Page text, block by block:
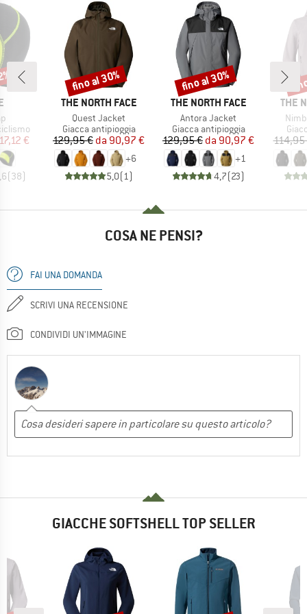
ridotto
€
(38)
MARCHIO
THE NORTH FACE
Articolo
Quest Jacket
Gruppo di prodotti
Giacca antipioggia
Prezzo
129,95 € Prezzo ridotto
da 90,97 €
+6
5,0(1 )
Sconto
fino al 30%
MARCHIO
THE NORTH FACE
Articolo
Antora Jacket
Gruppo di prodotti
Giacca antipioggia
Prezzo
129,95 € Prezzo ridotto
da 90,97 €
+1
4,7(23)
Sconto
fino al 30%
THE
114,95
COSA NE PENSI?
FAI UNA DOMANDA
SCRIVI UNA RECENSIONE
CONDIVIDI UN'IMMAGINE
GIACCHE SOFTSHELL TOP SELLER